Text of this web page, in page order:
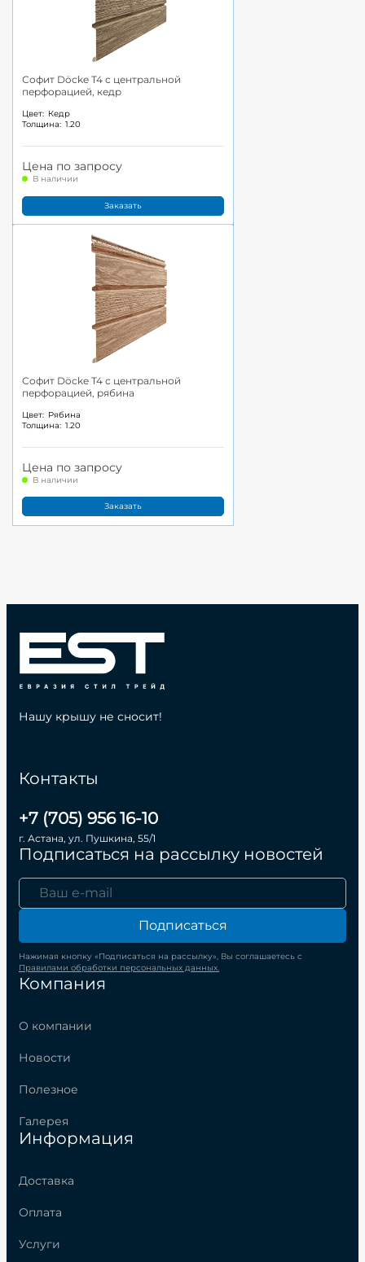
Софит Döcke T4 с центральной
перфорацией, кедр
Цвет: Кедр
Толщина: 1.20
Цена по запросу
В наличии
Заказать
Софит Döcke T4 с центральной
перфорацией, рябина
Цвет: Рябина
Толщина: 1.20
Цена по запросу
В наличии
Заказать
Компания
О компании
Новости
Полезное
Галерея
Информация
Доставка
Оплата
Услуги
Контакты
+7 (705) 956 16-10
г. Астана, ул. Пушкина, 55/1
Подписаться на рассылку новостей
Подписаться
Нажимая кнопку «Подписаться на рассылку», Вы соглашаетесь с
Правилами обработки персональных данных.
Нашу крышу не сносит!